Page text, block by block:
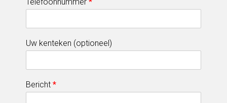
Uw kenteken (optioneel)
Bericht *